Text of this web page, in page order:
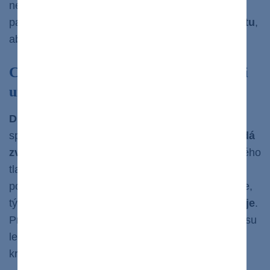
nemusia chodiť na dialýzu. Po operácii užívajú
pacienti imunospresíva
, lieky potláčajúce imunitu,
aby sa zabránilo tomu, že telo obličku odmietne.
Cukrovkári pozor, zvýšený cukor v krvi
urýchľuje progresiu zlyhania obličiek
Diabetická nefropatia
spôsobené
nedá
zvrátiť
. Kontrolovanie hladiny cukru v krvi a krvného
tlaku pomáha predchádzať alebo spomaliť
poškodenie obličiek.
Čím dlhšie s cukrovkou žijete,
tým sa vaše
diabetickej nefropatie zvyšuje.
Preto je dôležité poctivo užívať lieky podľa predpisu
lekára, či už sa liečite na cukrovku alebo vysoký
krvný tlak.